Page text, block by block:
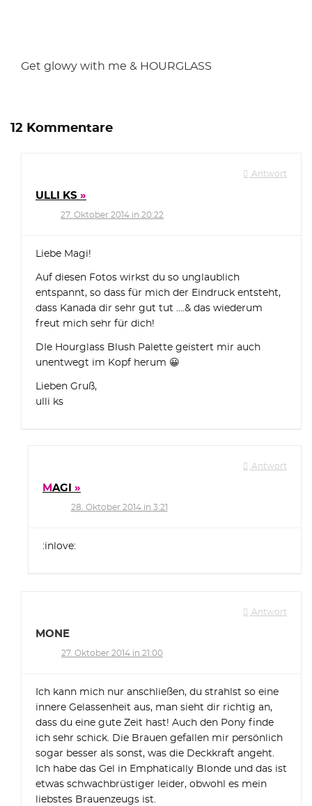
Get glowy with me & HOURGLASS
12 Kommentare
Antwort
ULLI KS
27. Oktober 2014 in 20:22
Liebe Magi!
Auf diesen Fotos wirkst du so unglaublich
entspannt, so dass für mich der Eindruck entsteht,
dass Kanada dir sehr gut tut ….& das wiederum
freut mich sehr für dich!
DIe Hourglass Blush Palette geistert mir auch
unentwegt im Kopf herum 😀
Lieben Gruß,
ulli ks
Antwort
MAGI
28. Oktober 2014 in 3:21
:inlove:
Antwort
MONE
27. Oktober 2014 in 21:00
Ich kann mich nur anschließen, du strahlst so eine
innere Gelassenheit aus, man sieht dir richtig an,
dass du eine gute Zeit hast! Auch den Pony finde
ich sehr schick. Die Brauen gefallen mir persönlich
sogar besser als sonst, was die Deckkraft angeht.
Ich habe das Gel in Emphatically Blonde und das ist
etwas schwachbrüstiger leider, obwohl es mein
liebstes Brauenzeugs ist.